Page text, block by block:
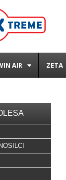
AIR ZETA